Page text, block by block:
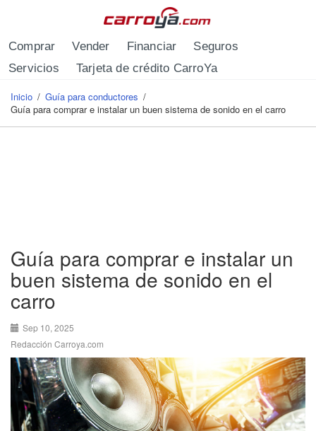
Comprar Vender Financiar
Seguros
Servicios
Tarjeta de crédito CarroYa
Se encuentra usted aquí
Inicio / Guía para conductores /
Guía para comprar e instalar un buen sistema de sonido en el carro
Guía para comprar e instalar un
buen sistema de sonido en el
carro
Sep 10, 2025
Redacción Carroya.com